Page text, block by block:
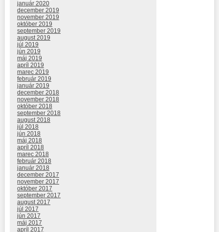
január 2020
december 2019
november 2019
október 2019
september 2019
august 2019
júl 2019
jún 2019
máj 2019
apríl 2019
marec 2019
február 2019
január 2019
december 2018
november 2018
október 2018
september 2018
august 2018
júl 2018
jún 2018
máj 2018
apríl 2018
marec 2018
február 2018
január 2018
december 2017
november 2017
október 2017
september 2017
august 2017
júl 2017
jún 2017
máj 2017
apríl 2017